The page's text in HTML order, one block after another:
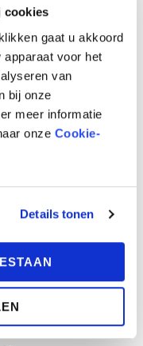
cookies
gaat u akkoord
voor het
van
bij onze
meer informatie
onze Cookie-
Details tonen
Ierse Composities 1: Eerste Strofe